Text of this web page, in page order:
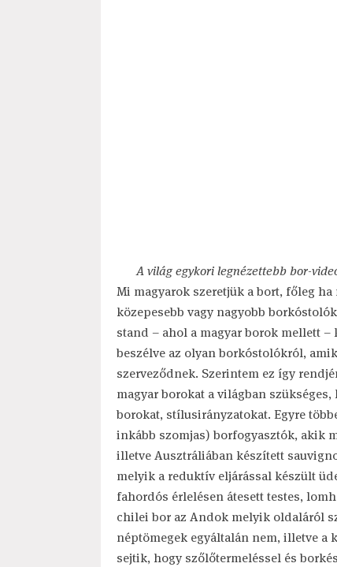
A világ egykori legnézettebb bor-
Mi magyarok szeretjük a bort, főleg
közepesebb vagy nagyobb
stand – ahol a magyar borok mellett
beszélve az olyan borkóstolókról,
szerveződnek. Szerintem ez így
magyar borokat a világban
borokat, stílusirányzatokat. Egyre
inkább szomjas) borfogyasztók, akik
illetve Ausztráliában készített
melyik a reduktív eljárással készült
fahordós érlelésen átesett testes,
chilei bor az Andok melyik oldaláról
néptömegek egyáltalán nem, illetve a
sejtik, hogy szőlőtermeléssel és